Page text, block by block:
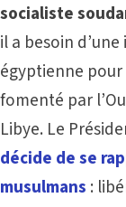
socialiste
il a besoin
égyptienne
fomenté par
Libye. Le
décide de se
musulmans :